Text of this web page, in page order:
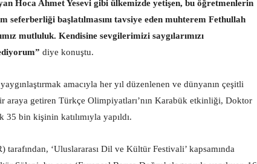
Hoca Ahmet Yesevi gibi ülkemizde yetişen, bu öğretmenlerin
seferberliği başlatılmasını tavsiye eden muhterem Fethullah
mutluluk. Kendisine sevgilerimizi saygılarımızı
diye konuştu.
amacıyla her yıl düzenlenen ve dünyanın çeşitli
araya getiren Türkçe Olimpiyatları’nın Karabük etkinliği, Doktor
bin kişinin katılımıyla yapıldı.
‘Uluslararası Dil ve Kültür Festivali’ kapsamında